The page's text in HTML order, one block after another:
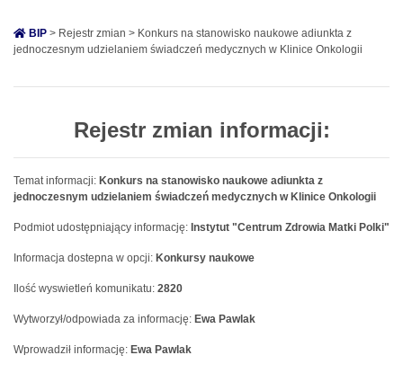
BIP > Rejestr zmian > Konkurs na stanowisko naukowe adiunkta z
jednoczesnym udzielaniem świadczeń medycznych w Klinice Onkologii
Rejestr zmian informacji:
Temat informacji: Konkurs na stanowisko naukowe adiunkta z
jednoczesnym udzielaniem świadczeń medycznych w Klinice Onkologii
Podmiot udostępniający informację: Instytut "Centrum Zdrowia Matki Polki"
Informacja dostepna w opcji: Konkursy naukowe
Ilość wyswietleń komunikatu: 2820
Wytworzył/odpowiada za informację: Ewa Pawlak
Wprowadził informację: Ewa Pawlak